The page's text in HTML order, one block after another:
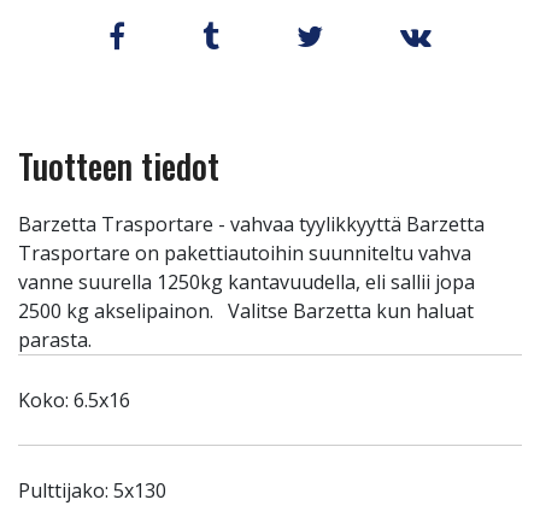
Tuotteen tiedot
Barzetta Trasportare - vahvaa tyylikkyyttä Barzetta
Trasportare on pakettiautoihin suunniteltu vahva
vanne suurella 1250kg kantavuudella, eli sallii jopa
2500 kg akselipainon. Valitse Barzetta kun haluat
parasta.
Koko: 6.5x16
Pulttijako: 5x130